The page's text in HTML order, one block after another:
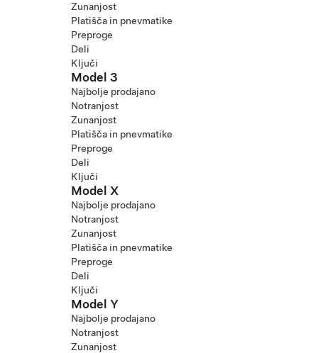
Zunanjost
Platišča in pnevmatike
Preproge
Deli
Ključi
Model 3
Najbolje prodajano
Notranjost
Zunanjost
Platišča in pnevmatike
Preproge
Deli
Ključi
Model X
Najbolje prodajano
Notranjost
Zunanjost
Platišča in pnevmatike
Preproge
Deli
Ključi
Model Y
Najbolje prodajano
Notranjost
Zunanjost